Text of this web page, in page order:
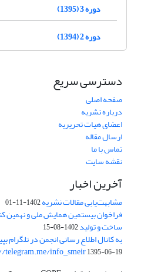
دوره 3 (1395)
دوره 2 (1394)
دسترسی سریع
صفحه اصلی
درباره نشریه
اعضای هیات تحریریه
ارسال مقاله
تماس با ما
نقشه سایت
آخرین اخبار
مشابهت‌یابی مقالات نشریه1402-11-01
فراخوان بیستمین همایش ملی و نهمین
ساخت و تولید1402-08-15
به کانال اطلاع رسانی انجمن در تلگرام
telegram.me/info_smeir1395-06-19